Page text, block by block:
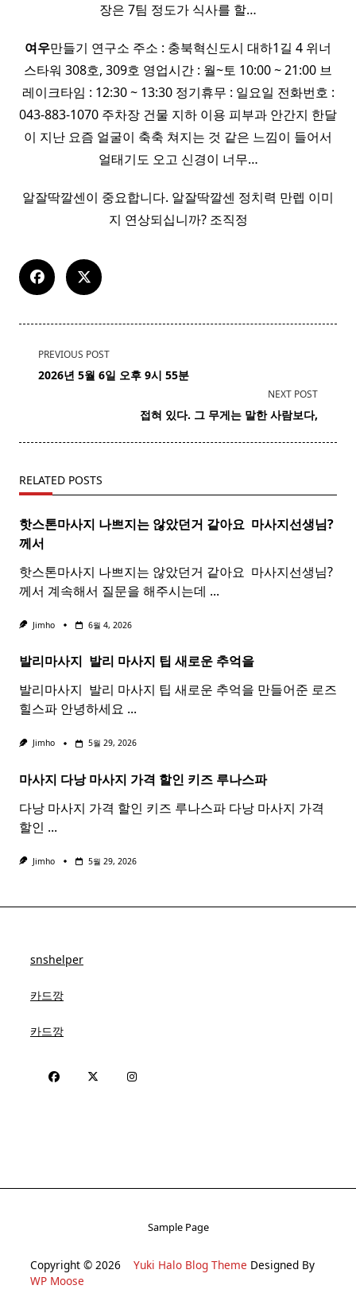
장은 7팀 정도가 식사를 할…
여우만들기 연구소 주소 : 충북혁신도시 대하1길 4 위너
스타워 308호, 309호 영업시간 : 월~토 10:00 ~ 21:00 브
레이크타임 : 12:30 ~ 13:30 정기휴무 : 일요일 전화번호 :
043-883-1070 주차장 건물 지하 이용 피부과 안간지 한달
이 지난 요즘 얼굴이 축축 쳐지는 것 같은 느낌이 들어서
얼태기도 오고 신경이 너무…
알잘딱깔센이 중요합니다. 알잘딱깔센 정치력 만렙 이미
지 연상되십니까? 조직정
<span
class="nav-
text">Page</span>
PREVIOUS POST
2026년 5월 6일 오후 9시 55분
NEXT POST
접혀 있다. 그 무게는 말한 사람보다,
RELATED POSTS
핫스톤마사지 나쁘지는 않았던거 같아요 ​ 마사지선생님?
께서
핫스톤마사지 나쁘지는 않았던거 같아요 ​ 마사지선생님?
께서 계속해서 질문을 해주시는데 ...
Jimho 6월 4, 2026
발리마사지 ​ 발리 마사지 팁 새로운 추억을
발리마사지 ​ 발리 마사지 팁 새로운 추억을 만들어준 로즈
힐스파 안녕하세요 ...
Jimho 5월 29, 2026
마사지 다낭마사지 가격 할인 키즈 루나스파
다낭 마사지 가격 할인 키즈 루나스파 다낭 마사지 가격
할인 ...
Jimho 5월 29, 2026
snshelper
카드깡
카드깡
Sample Page
Copyright © 2026 Yuki Halo Blog Theme Designed By
WP Moose